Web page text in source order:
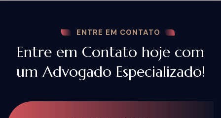
ENTRE EM CONTATO
Entre em Contato hoje com
um Advogado Especializado!